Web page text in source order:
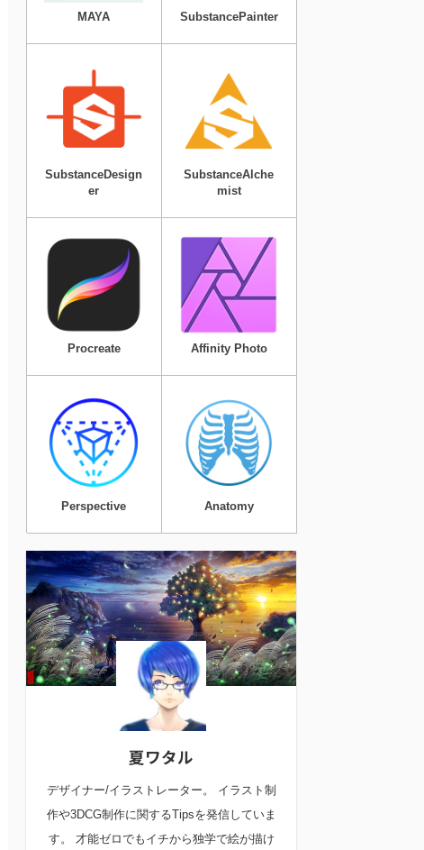
MAYA SubstancePainter
SubstanceDesign
er
SubstanceAlche
mist
Procreate Affinity Photo
Perspective Anatomy
夏ワタル
デザイナー/イラストレーター。 イラスト制
作や3DCG制作に関するTipsを発信していま
す。 才能ゼロでもイチから独学で絵が描け